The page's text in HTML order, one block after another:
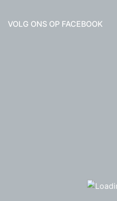
VOLG ONS OP FACEBOOK